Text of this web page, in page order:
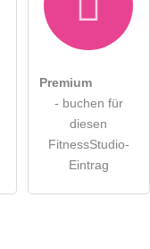
Premium
- buchen für
diesen
FitnessStudio-
Eintrag